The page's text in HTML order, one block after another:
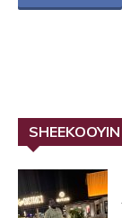
SHEEKOOYIN